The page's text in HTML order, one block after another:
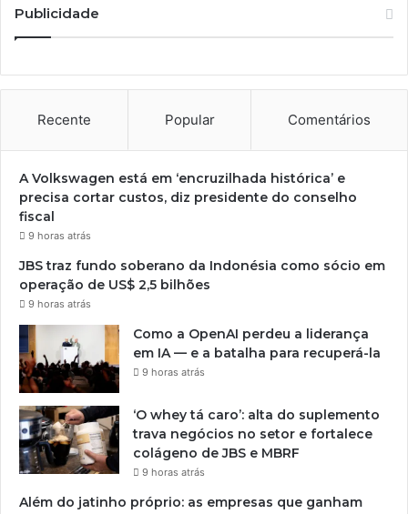
Publicidade
Recente Popular Comentários
A Volkswagen está em ‘encruzilhada histórica’ e
precisa cortar custos, diz presidente do conselho
fiscal
9 horas atrás
JBS traz fundo soberano da Indonésia como sócio em
operação de US$ 2,5 bilhões
9 horas atrás
Como a OpenAI perdeu a liderança
em IA — e a batalha para recuperá-la
9 horas atrás
‘O whey tá caro’: alta do suplemento
trava negócios no setor e fortalece
colágeno de JBS e MBRF
9 horas atrás
Além do jatinho próprio: as empresas que ganham